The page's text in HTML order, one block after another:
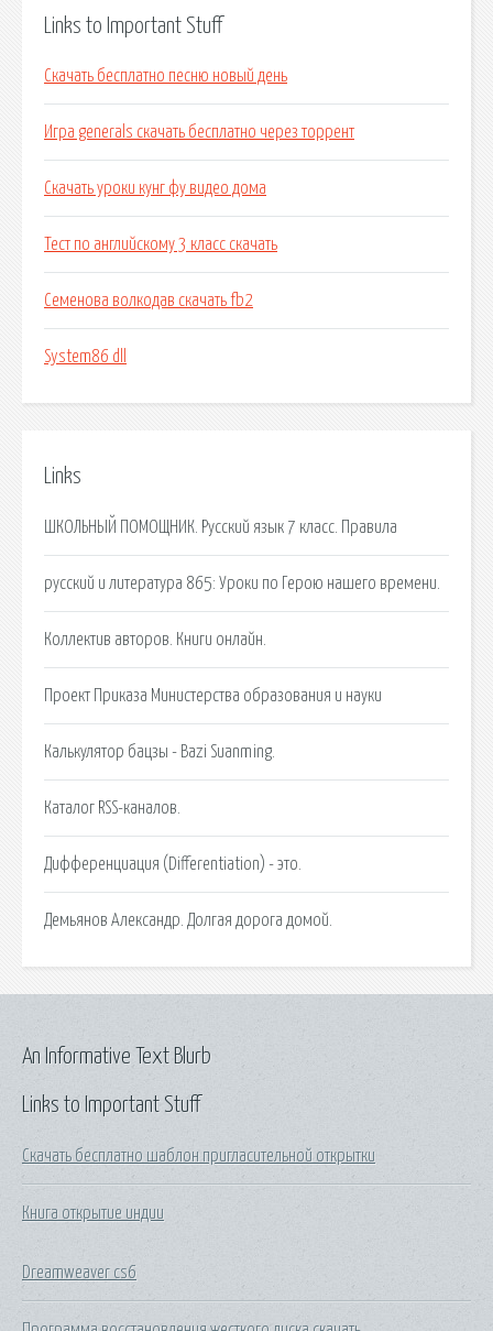
Links to Important Stuff
Скачать бесплатно песню новый день
Игра generals скачать бесплатно через торрент
Скачать уроки кунг фу видео дома
Тест по английскому 3 класс скачать
Семенова волкодав скачать fb2
System86 dll
Links
ШКОЛЬНЫЙ ПОМОЩНИК. Русский язык 7 класс. Правила
русский и литература 865: Уроки по Герою нашего времени.
Коллектив авторов. Книги онлайн.
Проект Приказа Министерства образования и науки
Калькулятор бацзы - Bazi Suanming.
Каталог RSS-каналов.
Дифференциация (Differentiation) - это.
Демьянов Александр. Долгая дорога домой.
Links to Important Stuff
Скачать бесплатно шаблон пригласительной открытки
Книга открытие индии
Dreamweaver cs6
An Informative Text Blurb